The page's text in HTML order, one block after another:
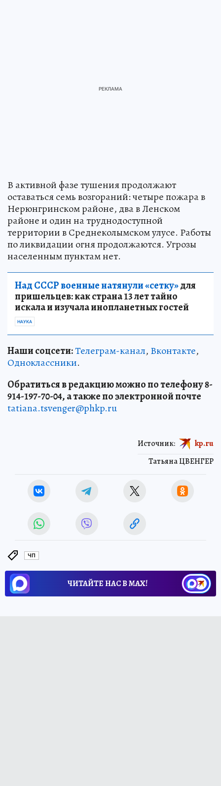
В активной фазе тушения продолжают
оставаться семь возгораний: четыре пожара в
Нерюнгринском районе, два в Ленском
районе и один на труднодоступной
территории в Среднеколымском улусе. Работы
по ликвидации огня продолжаются. Угрозы
населенным пунктам нет.
Над СССР военные натянули «сетку»для
пришельцев: как страна 13 лет тайно
искала и изучала инопланетных гостей
НАУКА
Наши соцсети:Телеграм-канал, Вконтакте,
Одноклассники.
Обратиться в редакцию можно по телефону 8-
914-197-70-04, а также по электронной почте
tatiana.tsvenger@phkp.ru
Татьяна ЦВЕНГЕР
Источник: kp.ru
ЧП
ЧИТАЙТЕ НАС В МАХ!